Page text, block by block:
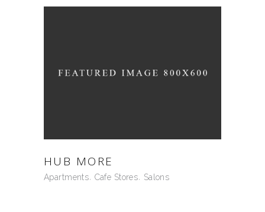
HUB MORE
Apartments Cafe Stores Salons